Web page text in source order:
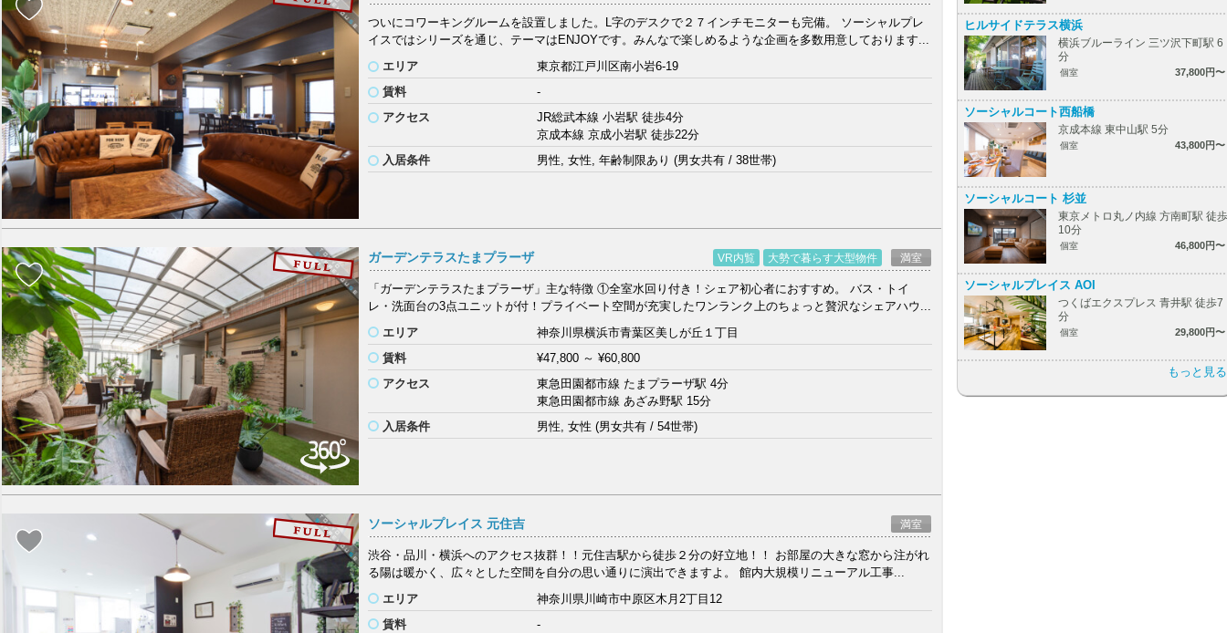
ついにコワーキングルームを設置しました。L字のデスクで２７インチモニターも完備。 ソーシャルプレ
イスではシリーズを通じ、テーマはENJOYです。みんなで楽しめるような企画を多数用意しております...
エリア
東京都江戸川区南小岩6-19
賃料
-
アクセス
JR総武本線 小岩駅 徒歩4分
京成本線 京成小岩駅 徒歩22分
入居条件
男性, 女性, 年齢制限あり (男女共有 / 38世帯)
ガーデンテラスたまプラーザ VR内覧 大勢で暮らす大型物件 満室
「ガーデンテラスたまプラーザ」主な特徴 ①全室水回り付き！シェア初心者におすすめ。 バス・トイ
レ・洗面台の3点ユニットが付！プライベート空間が充実したワンランク上のちょっと贅沢なシェアハウ...
エリア
神奈川県横浜市青葉区美しが丘１丁目
賃料
¥47,800 ～¥60,800
アクセス
東急田園都市線 たまプラーザ駅 4分
東急田園都市線 あざみ野駅 15分
入居条件
男性, 女性 (男女共有 / 54世帯)
ソーシャルプレイス 元住吉 満室
渋谷・品川・横浜へのアクセス抜群！！元住吉駅から徒歩２分の好立地！！ お部屋の大きな窓から注がれ
る陽は暖かく、広々とした空間を自分の思い通りに演出できますよ。 館内大規模リニューアル工事...
エリア
神奈川県川崎市中原区木月2丁目12
賃料
-
ヒルサイドテラス横浜
横浜ブルーライン 三ツ沢下町駅 6
分
個室 37,800円〜
ソーシャルコート西船橋
京成本線 東中山駅 5分
個室 43,800円〜
ソーシャルコート 杉並
東京メトロ丸ノ内線 方南町駅 徒歩
10分
個室 46,800円〜
ソーシャルプレイス AOI
つくばエクスプレス 青井駅 徒歩7
分
個室 29,800円〜
もっと見る